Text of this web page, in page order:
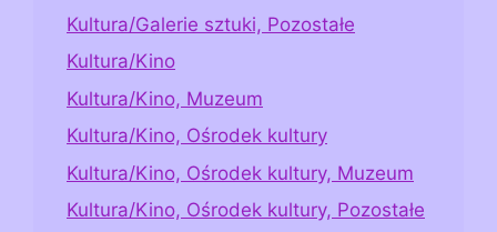
Kultura/Galerie sztuki, Pozostałe
Kultura/Kino
Kultura/Kino, Muzeum
Kultura/Kino, Ośrodek kultury
Kultura/Kino, Ośrodek kultury, Muzeum
Kultura/Kino, Ośrodek kultury, Pozostałe